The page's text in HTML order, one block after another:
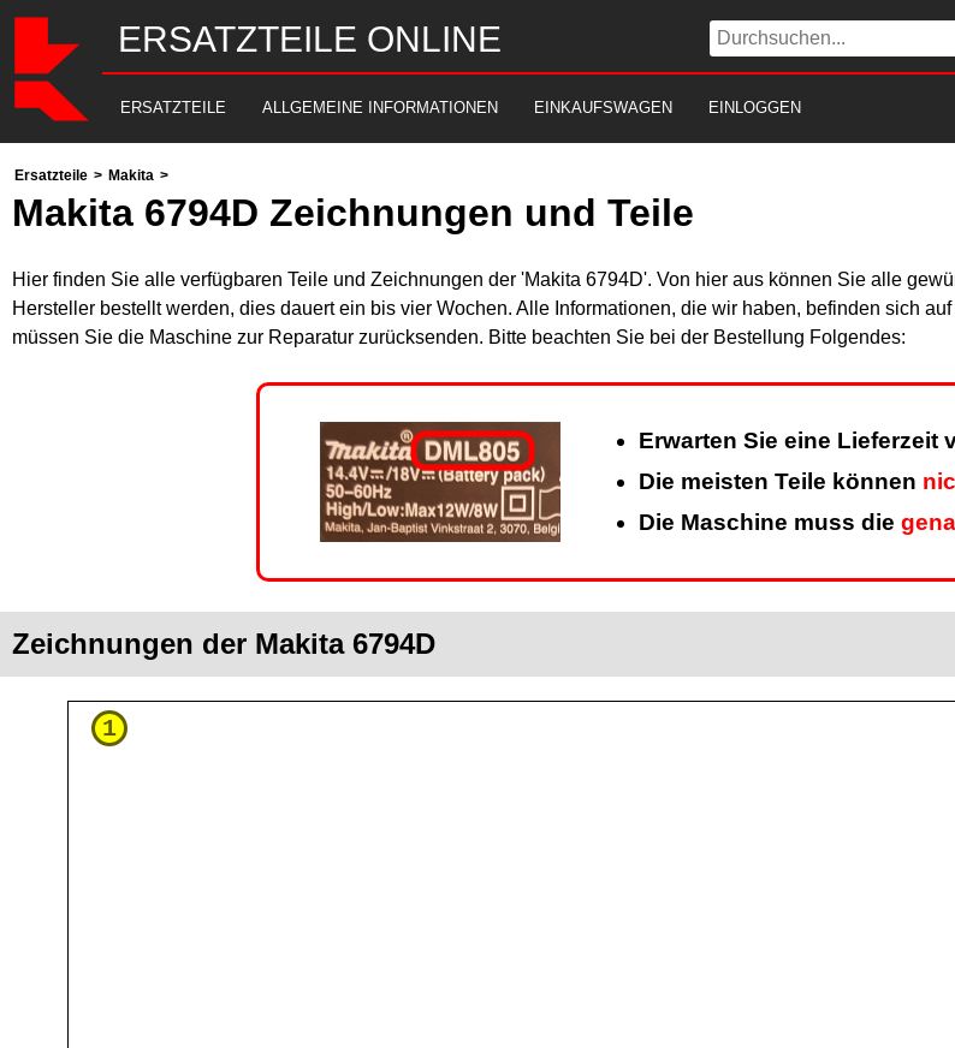
ERSATZTEILE ONLINE
ERSATZTEILE ALLGEMEINE INFORMATIONEN EINKAUFSWAGEN EINLOGGEN
Ersatzteile > Makita >
Makita 6794D Zeichnungen und Teile
Hier finden Sie alle verfügbaren Teile und Zeichnungen der 'Makita 6794D'. Von hier aus können Sie alle
Hersteller bestellt werden, dies dauert ein bis vier Wochen. Alle Informationen, die wir haben, befinden sich
müssen Sie die Maschine zur Reparatur zurücksenden. Bitte beachten Sie bei der Bestellung Folgendes:
Erwarten Sie eine Lieferzeit
Die meisten Teile können
Die Maschine muss die
Zeichnungen der Makita 6794D
1